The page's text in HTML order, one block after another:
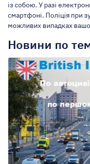
із собою. У разі
смартфоні. Поліція при
можливих випадках
Новини по